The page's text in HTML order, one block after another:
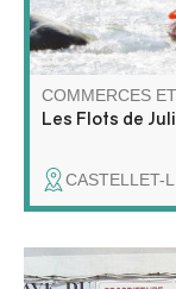
COMMERCES
Les Flots de
CASTELLET-